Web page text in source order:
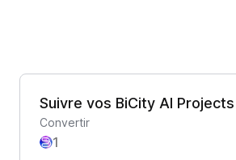
Suivre vos BiCity AI Projects
Convertir